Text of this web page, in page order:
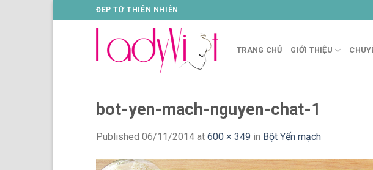
to
ĐEP TỪ THIÊN NHIÊN
TRANG CHỦ GIỚI THIỆU
bot-yen-mach-nguyen-chat-1
Published 06/11/2014 at 600 × 349 in Bột Yến mạch